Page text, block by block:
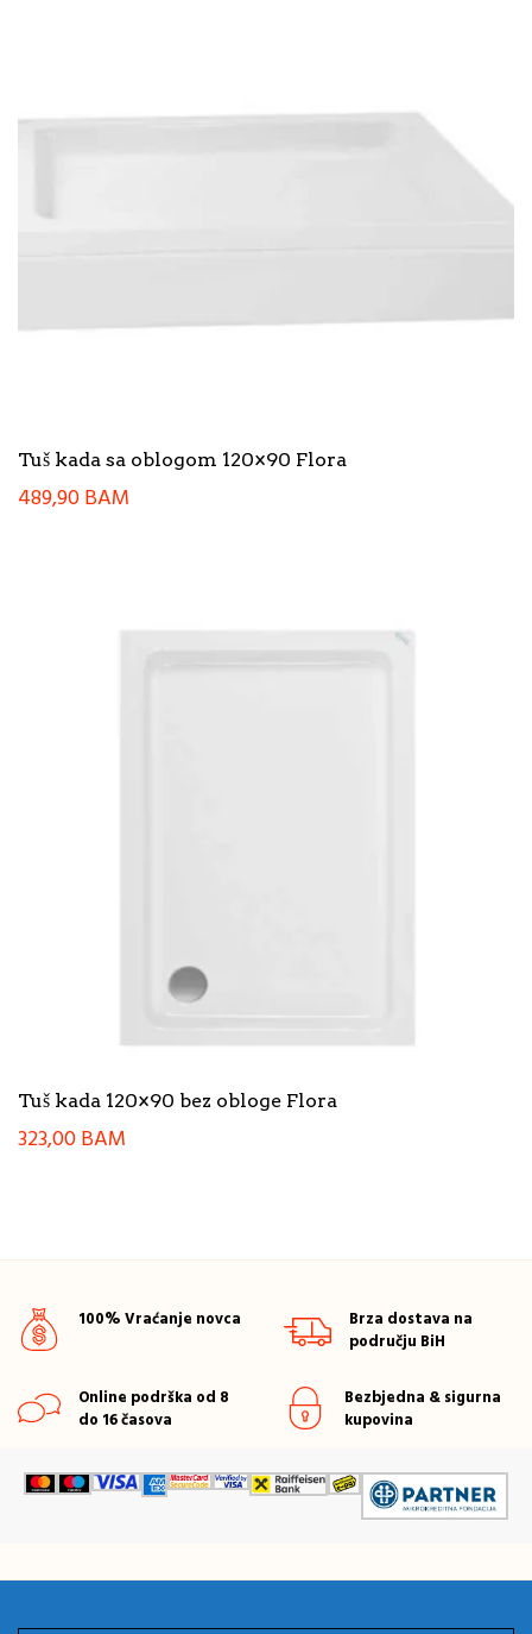
Tuš kada sa oblogom 120×90 Flora
489,90BAM
Tuš kada 120×90 bez obloge Flora
323,00BAM
100% Vraćanje novca
Brza dostava na
području BiH
Online podrška od 8
do 16 časova
Bezbjedna & sigurna
kupovina